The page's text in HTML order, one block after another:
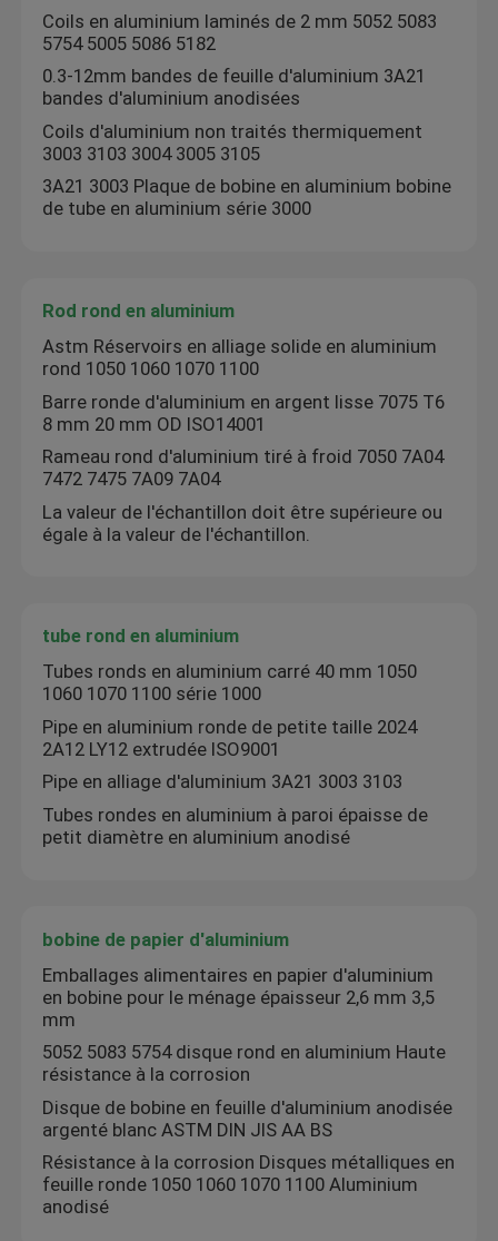
bobine de papier d'aluminium
Fil de cuivre massif
Bobine de cuivre de bande
Coils en aluminium laminés de 2 mm 5052 5083
5754 5005 5086 5182
0.3-12mm bandes de feuille d'aluminium 3A21
bandes d'aluminium anodisées
Coils d'aluminium non traités thermiquement
3003 3103 3004 3005 3105
3A21 3003 Plaque de bobine en aluminium bobine
de tube en aluminium série 3000
Rod rond en aluminium
Astm Réservoirs en alliage solide en aluminium
rond 1050 1060 1070 1100
Barre ronde d'aluminium en argent lisse 7075 T6
8 mm 20 mm OD ISO14001
Rameau rond d'aluminium tiré à froid 7050 7A04
7472 7475 7A09 7A04
La valeur de l'échantillon doit être supérieure ou
égale à la valeur de l'échantillon.
tube rond en aluminium
Tubes ronds en aluminium carré 40 mm 1050
1060 1070 1100 série 1000
Pipe en aluminium ronde de petite taille 2024
2A12 LY12 extrudée ISO9001
Pipe en alliage d'aluminium 3A21 3003 3103
Tubes rondes en aluminium à paroi épaisse de
petit diamètre en aluminium anodisé
bobine de papier d'aluminium
Emballages alimentaires en papier d'aluminium
en bobine pour le ménage épaisseur 2,6 mm 3,5
mm
5052 5083 5754 disque rond en aluminium Haute
résistance à la corrosion
Disque de bobine en feuille d'aluminium anodisée
argenté blanc ASTM DIN JIS AA BS
Résistance à la corrosion Disques métalliques en
feuille ronde 1050 1060 1070 1100 Aluminium
anodisé